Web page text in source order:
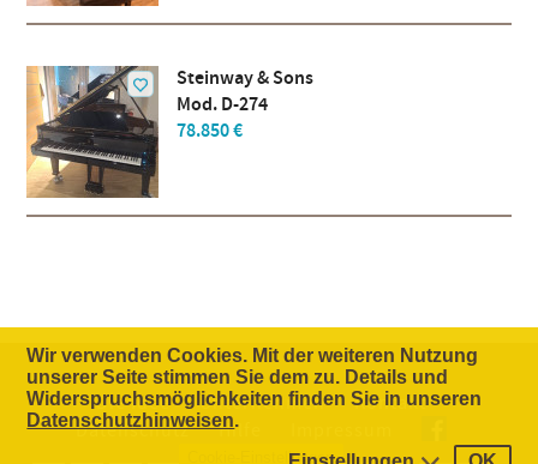
Steinway & Sons
Mod. D-274
78.850 €
Die Idee Unternehmen
Kontakt
Datenschutz
Hilfe
Cookie-Einstellungen
Wir verwenden Cookies. Mit der weiteren Nutzung
unserer Seite stimmen Sie dem zu. Details und
Widerspruchsmöglichkeiten finden Sie in unseren
Datenschutzhinweisen.